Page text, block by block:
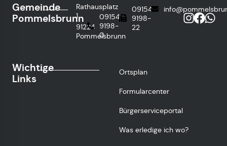
Gemeinde
Pommelsbrunn
Rathausplatz
1
91224
Pommelsbrunn
09154
9198-
0
09154
9198-
22
Wichtige
Links
Ortsplan
Formularcenter
Bürgerserviceportal
Was erledige ich wo?